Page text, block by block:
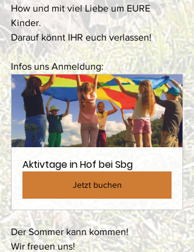
How und mit viel Liebe um EURE
Kinder.
Darauf könnt IHR euch verlassen!
Infos uns Anmeldung:
Aktivtage in Hof bei Sbg
Jetzt buchen
Der Sommer kann kommen!
Wir freuen uns!